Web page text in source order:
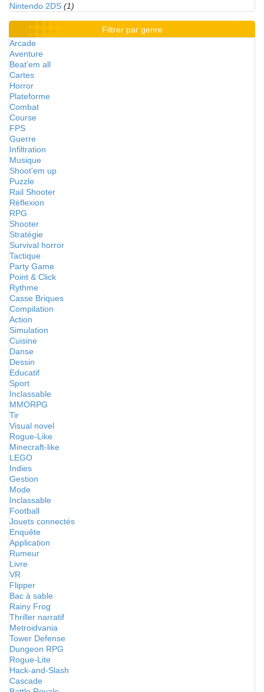
Nintendo 2DS (1)
Filtrer par genre
Arcade
Aventure
Beat'em all
Cartes
Horror
Plateforme
Combat
Course
FPS
Guerre
Infiltration
Musique
Shoot'em up
Puzzle
Rail Shooter
Réflexion
RPG
Shooter
Stratégie
Survival horror
Tactique
Party Game
Point & Click
Rythme
Casse Briques
Compilation
Action
Simulation
Cuisine
Danse
Dessin
Educatif
Sport
Inclassable
MMORPG
Tir
Visual novel
Rogue-Like
Minecraft-like
LEGO
Indies
Gestion
Mode
Inclassable
Football
Jouets connectés
Enquête
Application
Rumeur
Livre
VR
Flipper
Bac à sable
Rainy Frog
Thriller narratif
Metroidvania
Tower Defense
Dungeon RPG
Rogue-Lite
Hack-and-Slash
Cascade